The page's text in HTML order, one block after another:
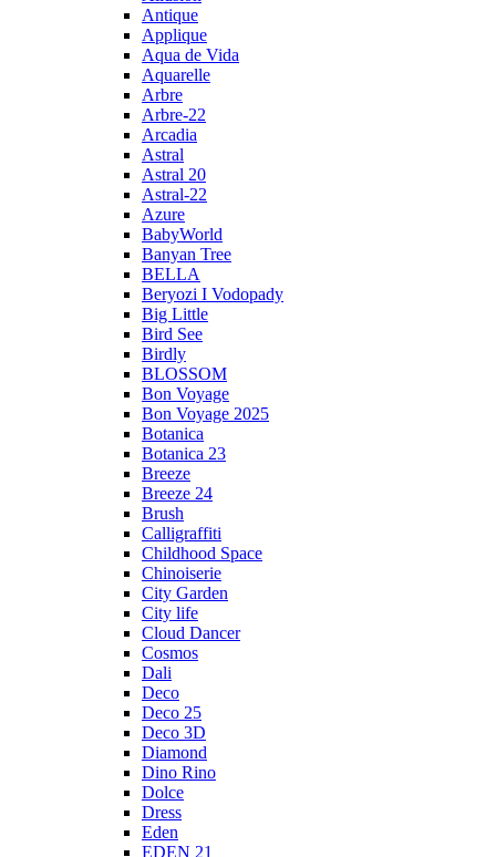
Antique
Applique
Aqua de Vida
Aquarelle
Arbre
Arbre-22
Arcadia
Astral
Astral 20
Astral-22
Azure
BabyWorld
Banyan Tree
BELLA
Beryozi I Vodopady
Big Little
Bird See
Birdly
BLOSSOM
Bon Voyage
Bon Voyage 2025
Botanica
Botanica 23
Breeze
Breeze 24
Brush
Calligraffiti
Childhood Space
Chinoiserie
City Garden
City life
Cloud Dancer
Cosmos
Dali
Deco
Deco 25
Deco 3D
Diamond
Dino Rino
Dolce
Dress
Eden
EDEN 21